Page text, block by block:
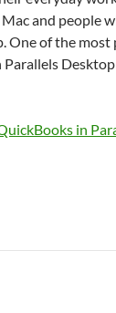
and people
One of the
in